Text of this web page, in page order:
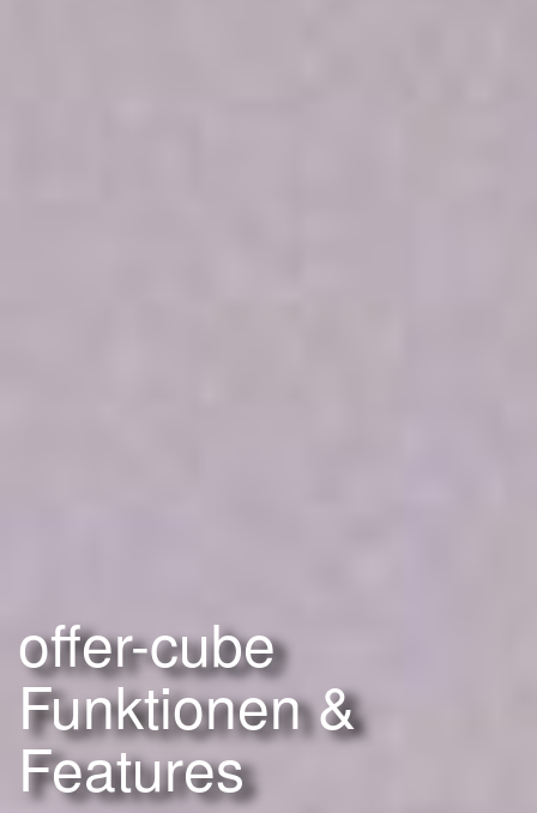
offer-cube
Funktionen &
Features